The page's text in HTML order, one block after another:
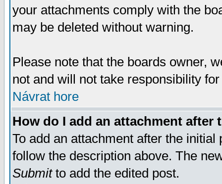
your attachments comply with the
may be deleted without warning.
Please note that the boards owner,
not and will not take responsibility
Návrat hore
How do I add an attachment after
To add an attachment after the
follow the description above. The
Submitto add the edited post.